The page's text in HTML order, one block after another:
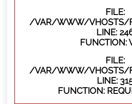
FILE:
/VAR/WWW/VHOSTS/
LINE:
FUNCTION:
FILE:
/VAR/WWW/VHOSTS/
LINE:
FUNCTION: